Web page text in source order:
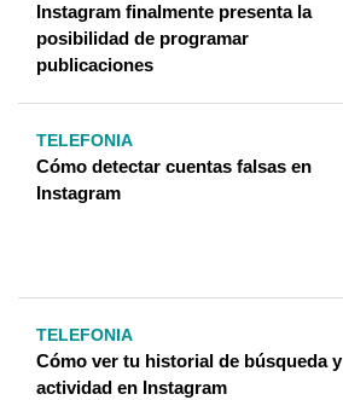
Instagram finalmente presenta la
posibilidad de programar
publicaciones
TELEFONIA
Cómo detectar cuentas falsas en
Instagram
TELEFONIA
Cómo ver tu historial de búsqueda y
actividad en Instagram